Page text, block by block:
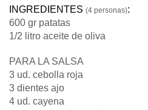
INGREDIENTES (4 personas):
600 gr patatas
1/2 litro aceite de oliva
PARA LA SALSA
3 ud. cebolla roja
3 dientes ajo
4 ud. cayena